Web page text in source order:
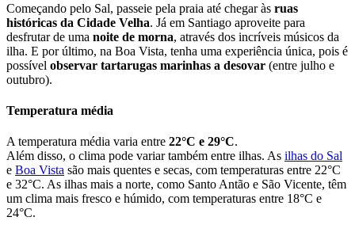
Começando pelo Sal, passeie pela praia até chegar às ruas
históricas da Cidade Velha. Já em Santiago aproveite para
desfrutar de uma noite de morna, através dos incríveis músicos da
ilha. E por último, na Boa Vista, tenha uma experiência única, pois é
possível observar tartarugas marinhas a desovar (entre julho e
outubro).
Temperatura média
A temperatura média varia entre 22°C e 29°C.
Além disso, o clima pode variar também entre ilhas. As ilhas do Sal
e Boa Vista são mais quentes e secas, com temperaturas entre 22°C
e 32°C. As ilhas mais a norte, como Santo Antão e São Vicente, têm
um clima mais fresco e húmido, com temperaturas entre 18°C e
24°C.